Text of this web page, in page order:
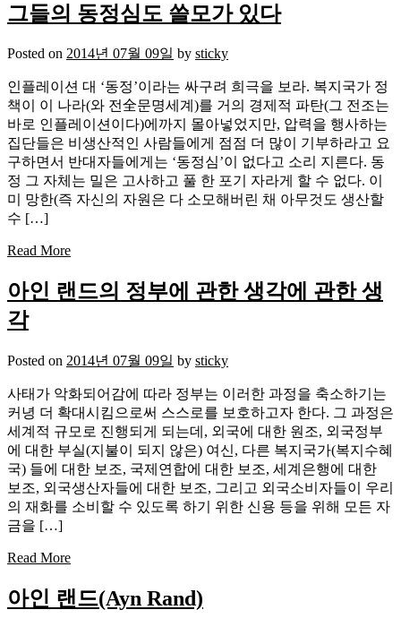
그들의 동정심도 쓸모가 있다
Posted on 2014년 07월 09일 by sticky
인플레이션 대 ‘동정’이라는 싸구려 희극을 보라. 복지국가 정
책이 이 나라(와 전全문명세계)를 거의 경제적 파탄(그 전조는
바로 인플레이션이다)에까지 몰아넣었지만, 압력을 행사하는
집단들은 비생산적인 사람들에게 점점 더 많이 기부하라고 요
구하면서 반대자들에게는 ‘동정심’이 없다고 소리 지른다. 동
정 그 자체는 밀은 고사하고 풀 한 포기 자라게 할 수 없다. 이
미 망한(즉 자신의 자원은 다 소모해버린 채 아무것도 생산할
수 […]
Read More
아인 랜드의 정부에 관한 생각에 관한 생
각
Posted on 2014년 07월 09일 by sticky
사태가 악화되어감에 따라 정부는 이러한 과정을 축소하기는
커녕 더 확대시킴으로써 스스로를 보호하고자 한다. 그 과정은
세계적 규모로 진행되게 되는데, 외국에 대한 원조, 외국정부
에 대한 부실(지불이 되지 않은) 여신, 다른 복지국가(복지수혜
국) 들에 대한 보조, 국제연합에 대한 보조, 세계은행에 대한
보조, 외국생산자들에 대한 보조, 그리고 외국소비자들이 우리
의 재화를 소비할 수 있도록 하기 위한 신용 등을 위해 모든 자
금을 […]
Read More
아인 랜드(Ayn Rand)